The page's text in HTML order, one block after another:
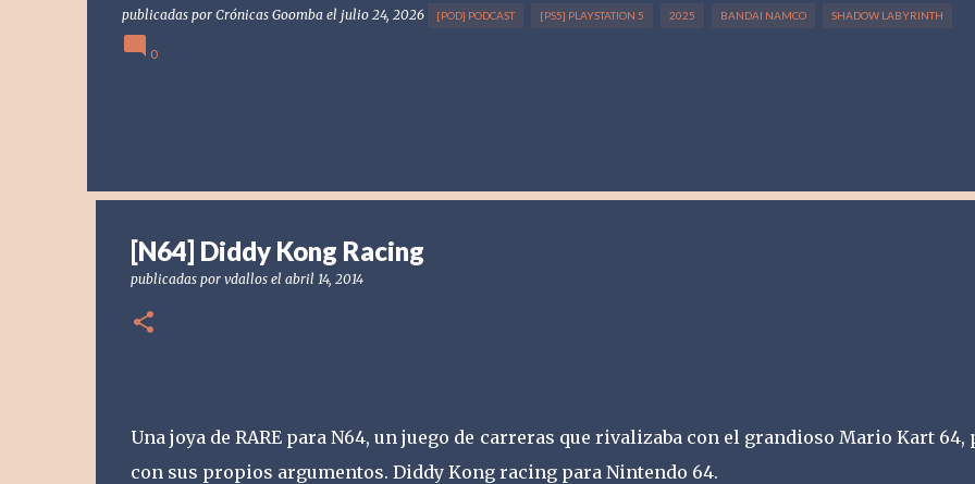
publicadas por Crónicas Goomba el julio 24, 2026 [POD] PODCAST [PS5] PLAYSTATION 5 2025 BANDAI NAMCO SHADOW LABYRINTH
0
[N64] Diddy Kong Racing
publicadas por vdallos el abril 14, 2014
Una joya de RARE para N64, un juego de carreras que rivalizaba con el grandioso Mario Kart 64,
con sus propios argumentos. Diddy Kong racing para Nintendo 64.